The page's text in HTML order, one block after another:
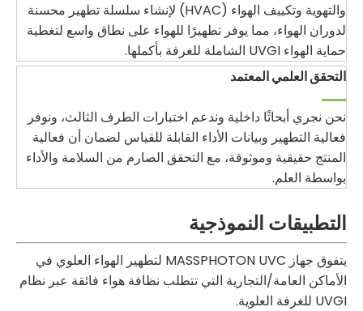
والتهوية وتكييف الهواء (HVAC) لإنشاء سلسلة تطهير محسنة
لدوران الهواء، مما يوفر تطهيرًا للهواء على نطاق واسع لتغطية
حماية الهواء UVGI الشاملة للغرفة بأكملها.
التحقق العلمي المعتمد
نحن نجري أبحاثًا داخلية وندعم اختبارات الطرف الثالث، ونوفر
فعالية التطهير وبيانات الأداء القابلة للقياس لضمان أن فعالية
المنتج حقيقية وموثوقة، مع التحقق الصارم من السلامة والأداء
بواسطة العلم.
التطبيقات النموذجية
يتفوق جهاز MASSPHOTON UVC لتطهير الهواء العلوي في
الأماكن العامة/التجارية التي تتطلب نظافة هواء فائقة عبر نظام
UVGI للغرفة العلوية.